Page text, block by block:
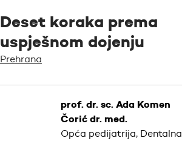
Deset koraka prema
uspješnom dojenju
Prehrana
prof. dr. sc. Ada Komen
Čorić dr. med.
Opća pedijatrija, Dentalna